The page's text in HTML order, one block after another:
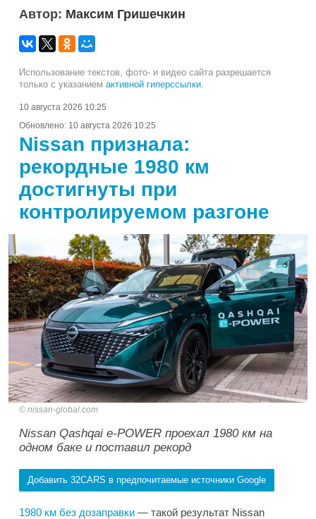
Автор: Максим Гришечкин
Использование текстов, фото- и видео сайта разрешается
только с указанием активной гиперссылки.
10 августа 2026 10:25
Обновлено: 10 августа 2026 10:25
Nissan признала:
рекордные 1980 км
достигнуты при
контролируемом разгоне
nissan-global.com
Nissan Qashqai e-POWER проехал 1980 км на
одном баке и поставил рекорд
Добавить 32CARS в предпочитаемые источники Google
1980 км без дозаправки — такой результат Nissan